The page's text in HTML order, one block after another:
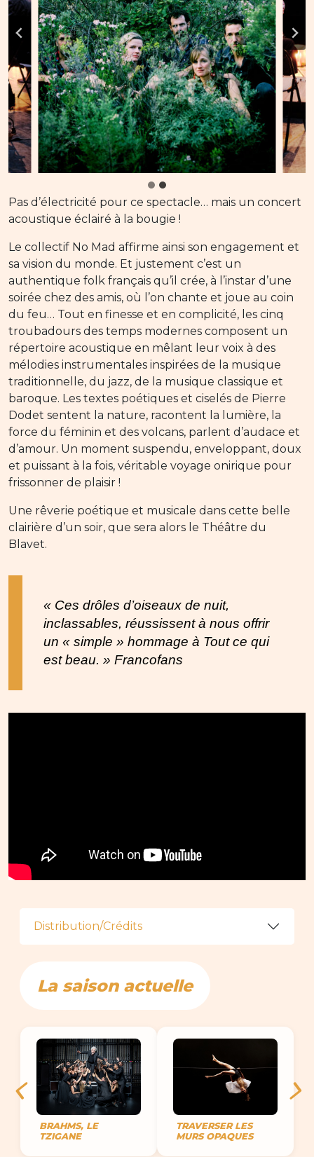
Pas d’électricité pour ce spectacle… mais un concert
acoustique éclairé à la bougie !
Le collectif No Mad affirme ainsi son engagement et
sa vision du monde. Et justement c’est un
authentique folk français qu’il crée, à l’instar d’une
soirée chez des amis, où l’on chante et joue au coin
du feu… Tout en finesse et en complicité, les cinq
troubadours des temps modernes composent un
répertoire acoustique en mêlant leur voix à des
mélodies instrumentales inspirées de la musique
traditionnelle, du jazz, de la musique classique et
baroque. Les textes poétiques et ciselés de Pierre
Dodet sentent la nature, racontent la lumière, la
force du féminin et des volcans, parlent d’audace et
d’amour. Un moment suspendu, enveloppant, doux
et puissant à la fois, véritable voyage onirique pour
frissonner de plaisir !
Une rêverie poétique et musicale dans cette belle
clairière d’un soir, que sera alors le Théâtre du
Blavet.
« Ces drôles d’oiseaux de nuit,
inclassables, réussissent à nous offrir
un « simple » hommage à Tout ce qui
est beau. » Francofans
Distribution/Crédits
La saison actuelle
BRAHMS, LE
TZIGANE
TRAVERSER LES
MURS OPAQUES